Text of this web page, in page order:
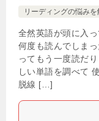
リーディングの悩み
全然英語が頭に入
何度も読んでしま
ってもう一度読だ
しい単語を調べて
脱線 […]